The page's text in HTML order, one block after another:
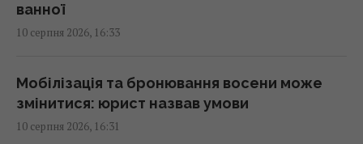
Один старий якір затримав будівництво
тунелю під затокою на 241 день
На японському острові створили рай для
кроликів, але згодом з’явилися несподівані
ванної
10 серпня 2026, 16:33
Мобілізація та бронювання восени може
змінитися: юрист назвав умови
10 серпня 2026, 16:31